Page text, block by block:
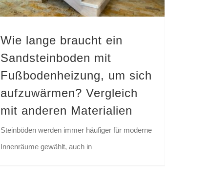
Wie lange braucht ein
Sandsteinboden mit
Fußbodenheizung, um sich
aufzuwärmen? Vergleich
mit anderen Materialien
Steinböden werden immer häufiger für moderne
Innenräume gewählt, auch in